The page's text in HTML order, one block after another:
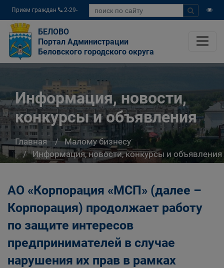
Прием граждан
2-29-
04
БЕЛОВО
Портал Администрации
Беловского городского округа
Информация, новости,
конкурсы и объявления
Главная
Малому бизнесу
Информация, новости, конкурсы и объявления
АО «Корпорация «МСП» (далее –
Корпорация) продолжает работу
по защите интересов
предпринимателей в случае
нарушения их прав в рамках